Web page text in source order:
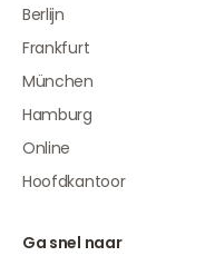
Berlijn
Frankfurt
München
Hamburg
Online
Hoofdkantoor
Ga snel naar